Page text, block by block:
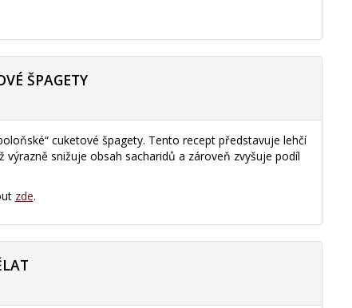
ŠPAGETY
cuketové špagety. Tento recept představuje lehčí
snižuje obsah sacharidů a zároveň zvyšuje podíl
zde.